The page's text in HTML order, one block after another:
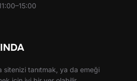
sitenizi tanıtmak, ya da emeği